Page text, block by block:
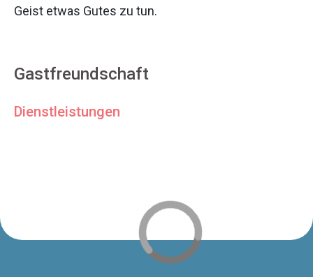
Geist etwas Gutes zu tun.
Gastfreundschaft
Dienstleistungen